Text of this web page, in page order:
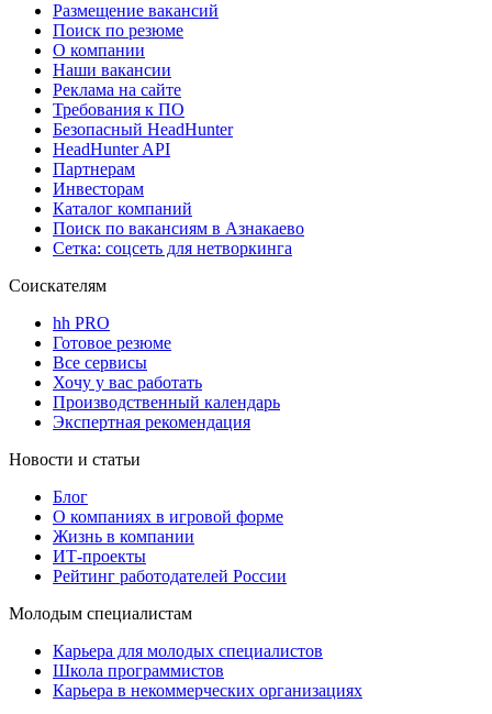
Размещение вакансий
Поиск по резюме
О компании
Наши вакансии
Реклама на сайте
Требования к ПО
Безопасный HeadHunter
HeadHunter API
Партнерам
Инвесторам
Каталог компаний
Поиск по вакансиям в Азнакаево
Сетка: соцсеть для нетворкинга
Соискателям
hh PRO
Готовое резюме
Все сервисы
Хочу у вас работать
Производственный календарь
Экспертная рекомендация
Новости и статьи
Блог
О компаниях в игровой форме
Жизнь в компании
ИТ-проекты
Рейтинг работодателей России
Молодым специалистам
Карьера для молодых специалистов
Школа программистов
Карьера в некоммерческих организациях